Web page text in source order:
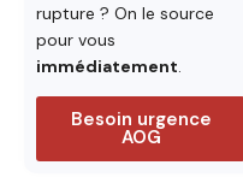
rupture ? On le source
pour vous
immédiatement.
Besoin urgence
AOG